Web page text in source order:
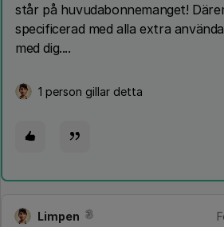
står på huvudabonnemanget!
specificerad med alla extra
med dig....
1 person gillar detta
Limpen